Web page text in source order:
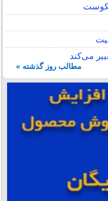
می‌کند
مطالب روز گذشته »